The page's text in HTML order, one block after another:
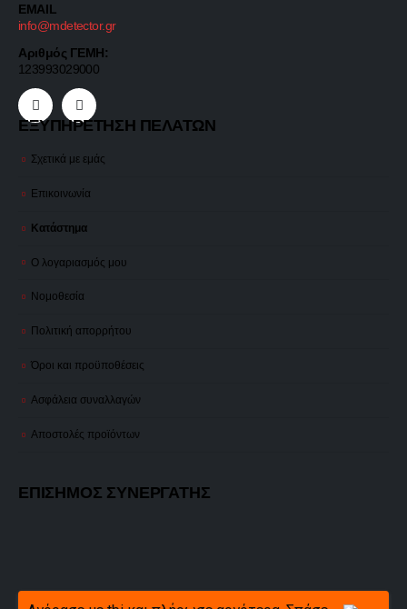
EMAIL
info@mdetector.gr
Αριθμός ΓΕΜΗ:
123993029000
ΕΞΥΠΗΡΕΤΗΣΗ ΠΕΛΑΤΩΝ
Σχετικά με εμάς
Επικοινωνία
Κατάστημα
Ο λογαριασμός μου
Νομοθεσία
Πολιτική απορρήτου
Όροι και προϋποθέσεις
Ασφάλεια συναλλαγών
Αποστολές προϊόντων
ΕΠΙΣΗΜΟΣ ΣΥΝΕΡΓΑΤΗΣ